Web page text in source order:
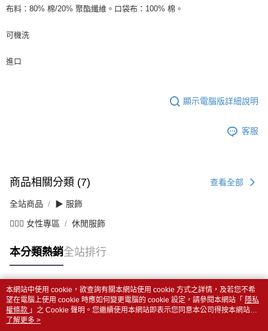
布料：80% 棉/20% 聚酯纖維。口袋布：100% 棉。
可機洗
進口
顯示電腦版詳細說明
客服
商品相關分類 (7) 查看全部
全站商品 ▶ 服飾
💁🏻‍♀️ 女性專區 休閒服飾
本分類熱銷全站排行
熱門標籤
本網站中使用 cookie，欲查詢有關本網站使用 cookie 方式之詳情，及若您不希
望在電腦上使用 cookie 時應如何變更電腦的 cookie 設定，請參閱本網站「 隱私
權條款 」之 Cookie 聲明。您繼續使用本網站即表示您同意本公司得按本網站使
用條款之 Cookie 聲明使用 cookie。
了解更多 >